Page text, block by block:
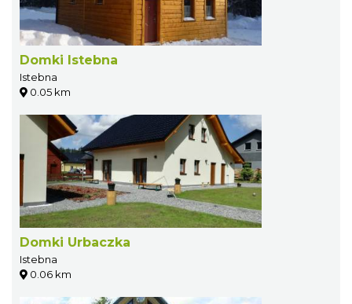
Domki Istebna
Istebna
0.05 km
Domki Urbaczka
Istebna
0.06 km